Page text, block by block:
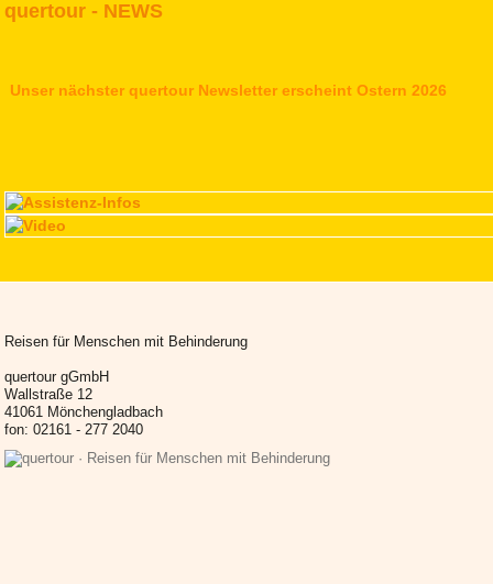
quertour - NEWS
Unser nächster quertour Newsletter erscheint Ostern 2026
Reisen für Menschen mit Behinderung
quertour gGmbH
Wallstraße 12
41061 Mönchengladbach
fon: 02161 - 277 2040